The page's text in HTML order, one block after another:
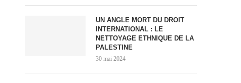
UN ANGLE MORT DU DROIT
INTERNATIONAL : LE
NETTOYAGE ETHNIQUE DE LA
PALESTINE
30 mai 2024